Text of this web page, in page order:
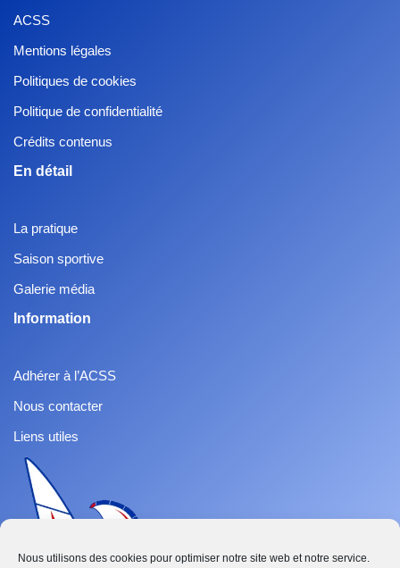
Nous utilisons des cookies pour optimiser notre site web et notre service.
ACSS
Mentions légales
Politiques de cookies
Politique de confidentialité
Crédits contenus
En détail
La pratique
Saison sportive
Galerie média
Information
Adhérer à l’ACSS
Nous contacter
Liens utiles